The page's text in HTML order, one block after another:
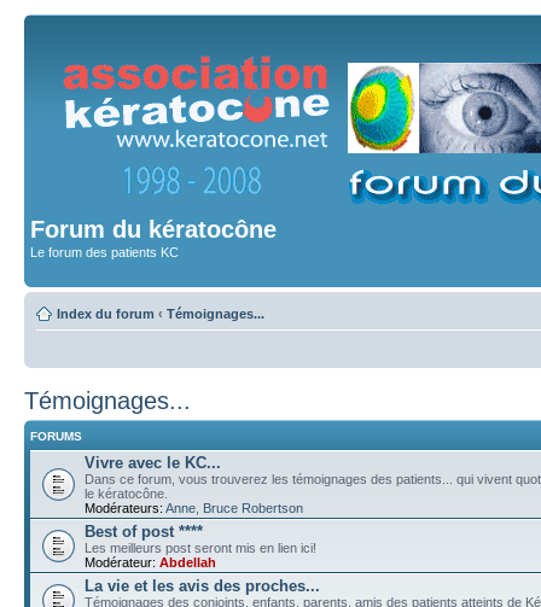
Forum du kératocône
Le forum des patients KC
Index du forum ‹ Témoignages...
Témoignages...
FORUMS
Vivre avec le KC...
Dans ce forum, vous trouverez les témoignages des patients... qui vivent
le kératocône.
Modérateurs: Anne Bruce Robertson
Best of post ****
Les meilleurs post seront mis en lien ici!
Modérateur: Abdellah
La vie et les avis des proches...
Témoignages des conjoints, enfants, parents, amis des patients atteints de